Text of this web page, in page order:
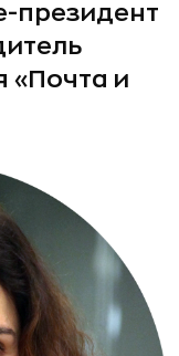
президент
«Почта и